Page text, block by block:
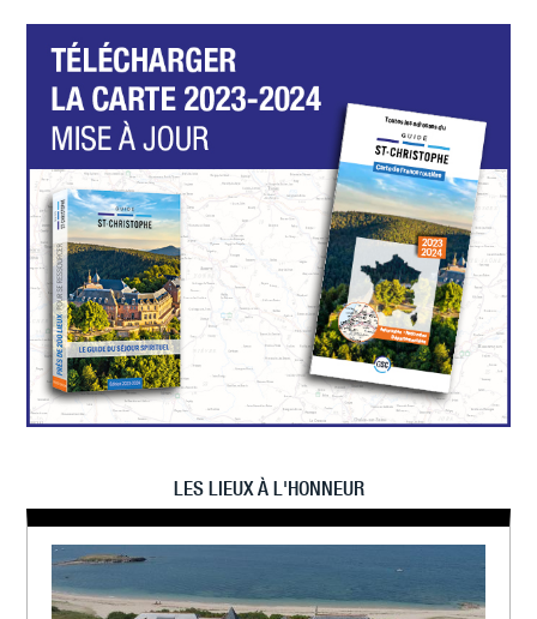
LES LIEUX À L'HONNEUR